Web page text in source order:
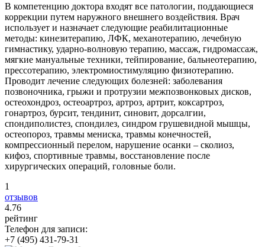
В компетенцию доктора входят все патологии, поддающиеся
коррекции путем наружного внешнего воздействия. Врач
использует и назначает следующие реабилитационные
методы: кинезитерапию, ЛФК, механотерапию, лечебную
гимнастику, ударно-волновую терапию, массаж, гидромассаж,
мягкие мануальные техники, тейпирование, бальнеотерапию,
прессотерапию, электромиостимуляцию физиотерапию.
Проводит лечение следующих болезней: заболевания
позвоночника, грыжи и протрузии межпозвонковых дисков,
остеохондроз, остеоартроз, артроз, артрит, коксартроз,
гонартроз, бурсит, тендинит, синовит, дорсалгии,
спондиполистез, спондилез, синдром грушевидной мышцы,
остеопороз, травмы мениска, травмы конечностей,
компрессионный перелом, нарушение осанки – сколиоз,
кифоз, спортивные травмы, восстановление после
хирургических операций, головные боли.
1
отзывов
4.76
рейтинг
Телефон для записи:
+7 (495) 431-79-31